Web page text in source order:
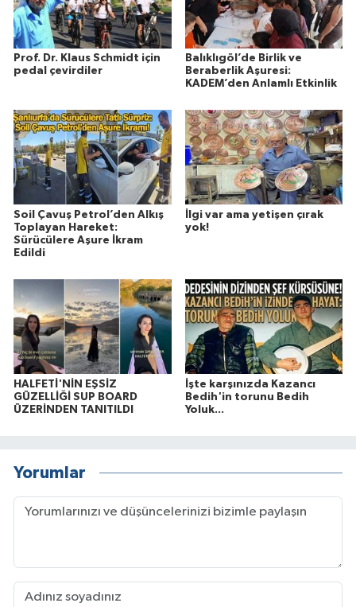
Prof. Dr. Klaus Schmidt için
pedal çevirdiler
Balıklıgöl’de Birlik ve
Beraberlik Aşuresi:
KADEM’den Anlamlı Etkinlik
Soil Çavuş Petrol’den Alkış
Toplayan Hareket:
Sürücülere Aşure İkram
Edildi
İlgi var ama yetişen çırak
yok!
HALFETİ'NİN EŞSİZ
GÜZELLİĞİ SUP BOARD
ÜZERİNDEN TANITILDI
İşte karşınızda Kazancı
Bedih'in torunu Bedih
Yoluk...
Yorumlar